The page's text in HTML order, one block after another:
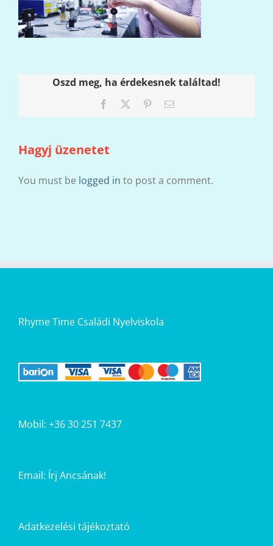
Oszd meg, ha érdekesnek találtad!
Facebook PinterestEmail:
Hagyj üzenetet
You must be logged in to post a comment.
Rhyme Time Családi Nyelviskola
Mobil: +36 30 251 7437
Email: Írj Ancsának!
Adatkezelési tájékoztató